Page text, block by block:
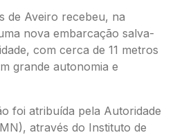
de Aveiro recebeu, na
nova embarcação salva-
com cerca de 11 metros
grande autonomia e
foi atribuída pela Autoridade
através do Instituto de